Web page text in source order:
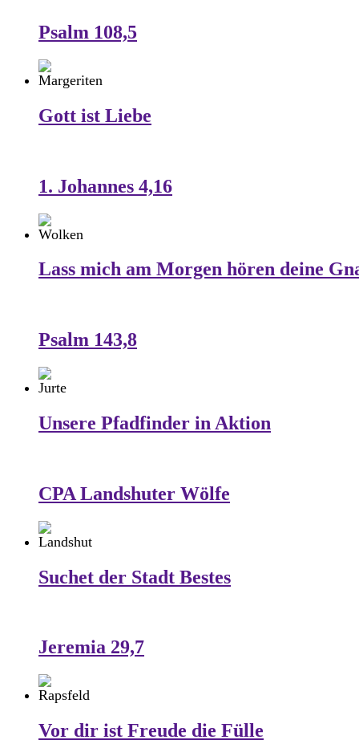
Psalm 108,5
Gott ist Liebe
1. Johannes 4,16
Lass mich am Morgen hören deine
Psalm 143,8
Unsere Pfadfinder in Aktion
CPA Landshuter Wölfe
Suchet der Stadt Bestes
Jeremia 29,7
Vor dir ist Freude die Fülle